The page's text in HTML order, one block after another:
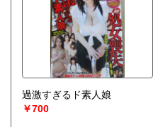
過激すぎるド素人娘
￥700